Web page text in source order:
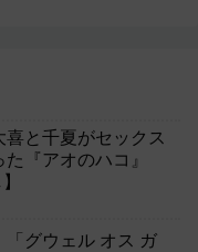
喜と千夏がセックス
『アオのハコ』
「グウェル オス ガ